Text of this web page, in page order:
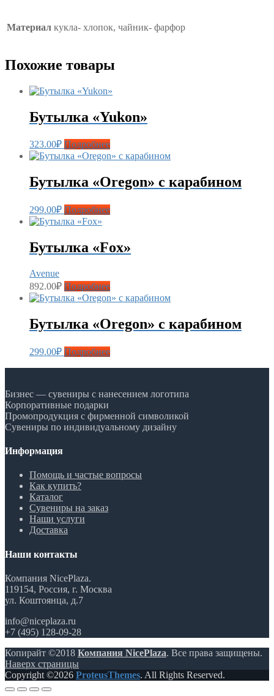
Материал кукла- хлопок, чайник- фарфор
Похожие товары
Бутылка «Yukon»
323.00₽ Подробнее
Бутылка «Oregon» с карабином
299.00₽ Подробнее
Бутылка «Fox»
Avenue
892.00₽ Подробнее
Бутылка «Oregon» с карабином
299.00₽ Подробнее
Бизнес — сувениры с нанесением логотипа
Корпоративные подарки
Промопродукция с фирменной символикой
Сувениры по индивидуальному дизайну
Информация
Помощь и частые вопросы
Как купить?
Каталог
Сувениры на заказ
Наши услуги
Доставка
Наши контакты
Компания NicePlaza.
119154, Россия, г. Москва
ул. Коштоянца, д.7
info@niceplaza.ru
+7 (495) 128-09-28
Копирайт ©2018 Компания NicePlaza. Все права защищены.
Наверх страницы
Copyright ©2026 ProteusThemes. All Rights Reserved.